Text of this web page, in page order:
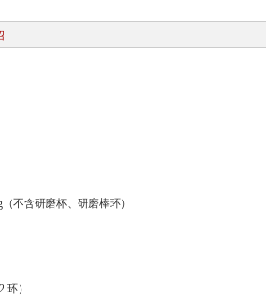
不含研磨杯、研磨棒环）
环）